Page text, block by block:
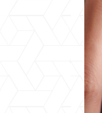
สั่งเพชร GIA นำเข้า